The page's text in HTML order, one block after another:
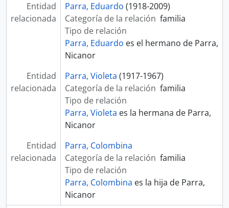
Entidad
relacionada
Parra, Eduardo (1918-2009)
Categoría de la relación familia
Tipo de relación
Parra, Eduardo es el hermano de Parra,
Nicanor
Entidad
relacionada
Parra, Violeta (1917-1967)
Categoría de la relación familia
Tipo de relación
Parra, Violeta es la hermana de Parra,
Nicanor
Entidad
relacionada
Parra, Colombina
Categoría de la relación familia
Tipo de relación
Parra, Colombina es la hija de Parra,
Nicanor